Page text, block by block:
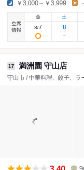
￥3,000～￥3,999
空席
情報
金
8/7
土
8
17 満洲園 守山店
守山市 / 中華料理、餃子、ラ